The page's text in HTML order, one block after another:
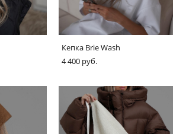
Кепка Brie Wash
4 400 pуб.